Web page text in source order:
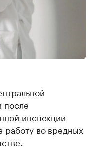
после
инспекции
работу во вредных